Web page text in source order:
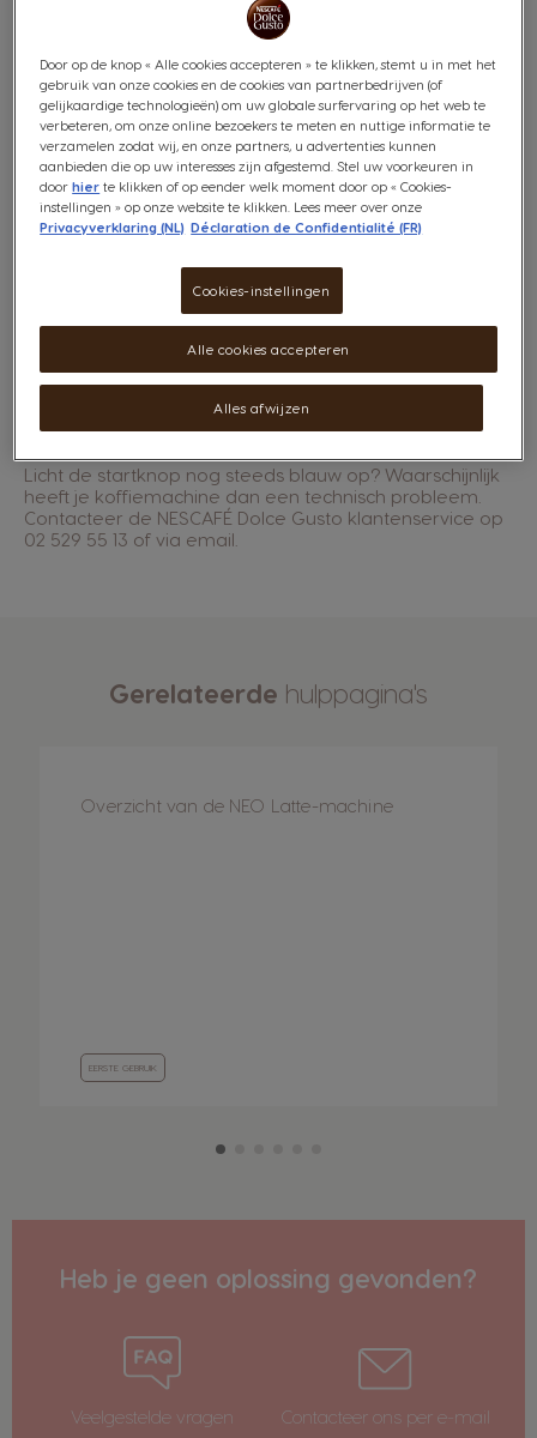
Vul het waterreservoir bij en schuif het terug op zijn
plaats. Druk nu op de startknop om verder te gaan met
de bereiding van je favoriete drank!
Licht de startknop nog steeds blauw op? Waarschijnlijk
heeft je koffiemachine dan een technisch probleem.
Contacteer de NESCAFÉ Dolce Gusto klantenservice op
02 529 55 13 of via email.
Gerelateerde hulppagina's
Overzicht van de NEO Latte-machine
EERSTE GEBRUIK
Heb je geen oplossing gevonden?
Veelgestelde vragen Contacteer ons per e-mail
Door op de knop « Alle cookies accepteren » te klikken, stemt u in met het
gebruik van onze cookies en de cookies van partnerbedrijven (of
gelijkaardige technologieën) om uw globale surfervaring op het web te
verbeteren, om onze online bezoekers te meten en nuttige informatie te
verzamelen zodat wij, en onze partners, u advertenties kunnen
aanbieden die op uw interesses zijn afgestemd. Stel uw voorkeuren in
doorhier te klikken of op eender welk moment door op « Cookies-
instellingen » op onze website te klikken. Lees meer over onze
Privacyverklaring (NL) Déclaration de Confidentialité (FR)
Cookies-instellingen
Alles afwijzen
Alle cookies accepteren